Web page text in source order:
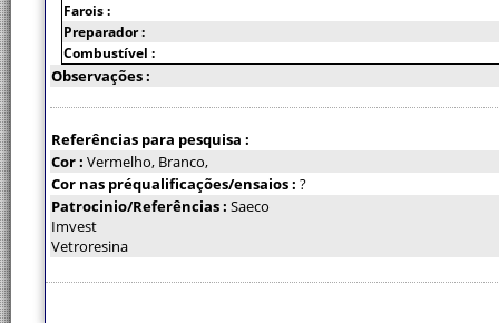
Farois :
Preparador :
Combustível :
Observações :
Referências para pesquisa :
Cor : Vermelho, Branco,
Cor nas préqualificações/ensaios : ?
Patrocinio/Referências : Saeco
Imvest
Vetroresina